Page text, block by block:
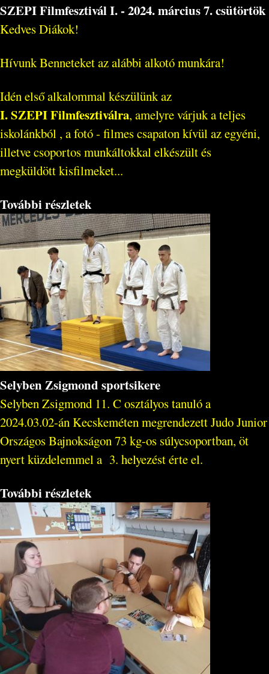
SZEPI Filmfesztivál I. - 2024. március 7. csütörtök
Kedves Diákok!
Hívunk Benneteket az alábbi alkotó munkára!
Idén első alkalommal készülünk az
I. SZEPI Filmfesztiválra, amelyre várjuk a teljes
iskolánkból , a fotó - filmes csapaton kívül az egyéni,
illetve csoportos munkáltokkal elkészült és
megküldött kisfilmeket...
További részletek
Selyben Zsigmond sportsikere
Selyben Zsigmond 11. C osztályos tanuló a
2024.03.02-án Kecskeméten megrendezett Judo Junior
Országos Bajnokságon 73 kg-os súlycsoportban, öt
nyert küzdelemmel a 3. helyezést érte el.
További részletek